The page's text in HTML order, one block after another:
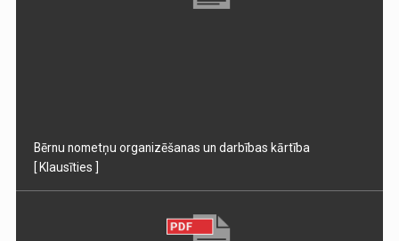
Bērnu nometņu organizēšanas un darbības kārtība
[ Klausīties ]